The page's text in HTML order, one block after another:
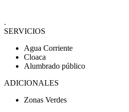
.
SERVICIOS
Agua Corriente
Cloaca
Alumbrado público
ADICIONALES
Zonas Verdes